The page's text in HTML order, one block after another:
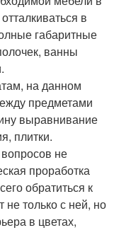
в
габаритные
ванны
на данном
предметами
выравнивание
плитки.
не
проработка
обратиться к
только с ней, но
в цветах,